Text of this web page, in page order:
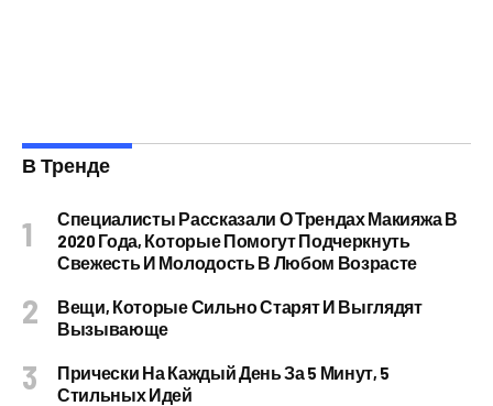
В Тренде
Специалисты Рассказали О Трендах Макияжа В
2020 Года, Которые Помогут Подчеркнуть
Свежесть И Молодость В Любом Возрасте
Вещи, Которые Сильно Старят И Выглядят
Вызывающе
Прически На Каждый День За 5 Минут, 5
Стильных Идей